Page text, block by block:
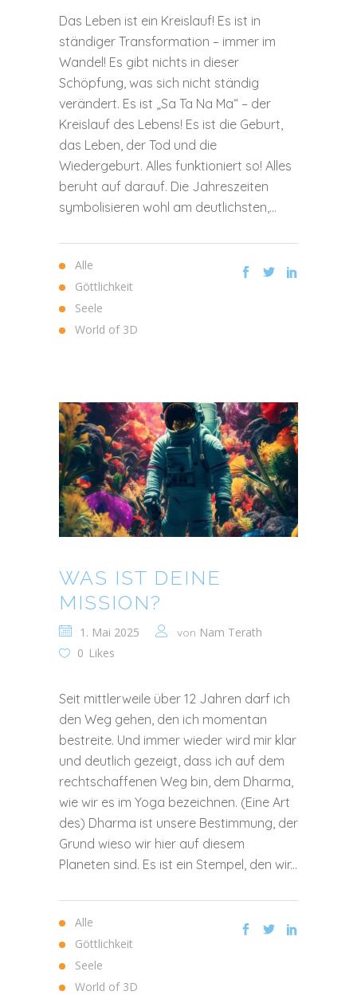
Das Leben ist ein Kreislauf! Es ist in
ständiger Transformation – immer im
Wandel! Es gibt nichts in dieser
Schöpfung, was sich nicht ständig
verändert. Es ist „Sa Ta Na Ma“ – der
Kreislauf des Lebens! Es ist die Geburt,
das Leben, der Tod und die
Wiedergeburt. Alles funktioniert so! Alles
beruht auf darauf. Die Jahreszeiten
symbolisieren wohl am deutlichsten,...
Alle
Göttlichkeit
Seele
World of 3D
WAS IST DEINE
MISSION?
1. Mai 2025 von Nam Terath
0 Likes
Seit mittlerweile über 12 Jahren darf ich
den Weg gehen, den ich momentan
bestreite. Und immer wieder wird mir klar
und deutlich gezeigt, dass ich auf dem
rechtschaffenen Weg bin, dem Dharma,
wie wir es im Yoga bezeichnen. (Eine Art
des) Dharma ist unsere Bestimmung, der
Grund wieso wir hier auf diesem
Planeten sind. Es ist ein Stempel, den wir...
Alle
Göttlichkeit
Seele
World of 3D